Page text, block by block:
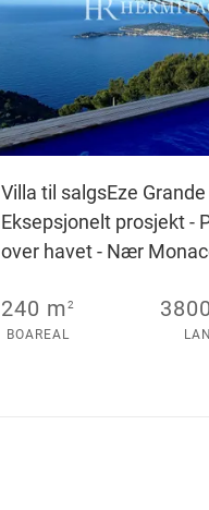
Villa til salgsEze
Eksepsjonelt prosjekt -
over havet - Nær
240 m2
BOAREAL